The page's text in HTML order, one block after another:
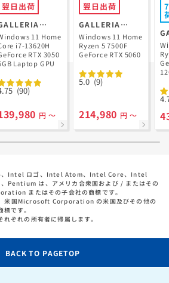
翌日出荷
R35-5N
11 Home
i7-13620H
RTX 3050
Laptop GPU
(90)
円 ～
翌日出荷
GALLERIA
XGR5M-R56-
GD Ryzen 5
7500F搭載
Windows 11 Home
Ryzen 5 7500F
GeForce RTX 5060
5.0 (9)
214,980 円 ～
、Intel ロゴ、Intel Atom、Intel Core、Intel
は、アメリカ合衆国および / またはその
またはその子会社の商標です。
国Microsoft Corporation の米国及びその他の
です。
ぞれの所有者に帰属します。
BACK TO PAGETOP